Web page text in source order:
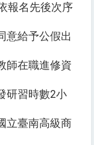
報名先後次序
意給予公假出
師在職進修資
研習時數2小
立臺南高級商